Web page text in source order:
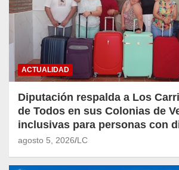
ACTUALIDAD
Diputación respalda a Los
de Todos en sus Colonias de
inclusivas para personas con
agosto 5, 2026 LC